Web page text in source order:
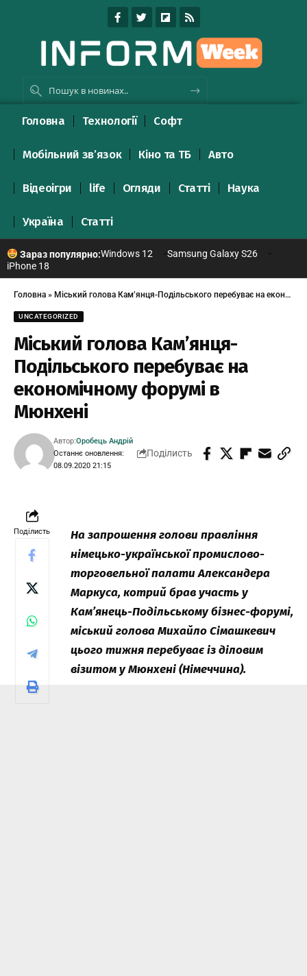
Головна Технології Софт
Мобільний зв’язок Кіно та ТБ Авто
Відеоігри life Огляди Статті Наука
Україна Статті
Зараз популярно:Windows 12
Samsung Galaxy S26
iPhone 18
Головна » Міський голова Кам’янця-Подільського перебуває на економічному форумі в Мюнхені
UNCATEGORIZED
Міський голова Кам’янця-
Подільського перебуває на
економічному форумі в
Мюнхені
Останнє оновлення:
08.09.2020 21:15
Автор:Оробець Андрій
Поділисть
Поділисть
На запрошення голови правління
німецько-української промислово-
торговельної палати Александера
Маркуса, котрий брав участь у
Кам’янець-Подільському бізнес-форумі,
міський голова Михайло Сімашкевич
цього тижня перебуває із діловим
візитом у Мюнхені (Німеччина).